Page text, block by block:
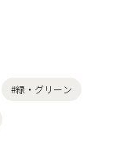
#緑・グリーン